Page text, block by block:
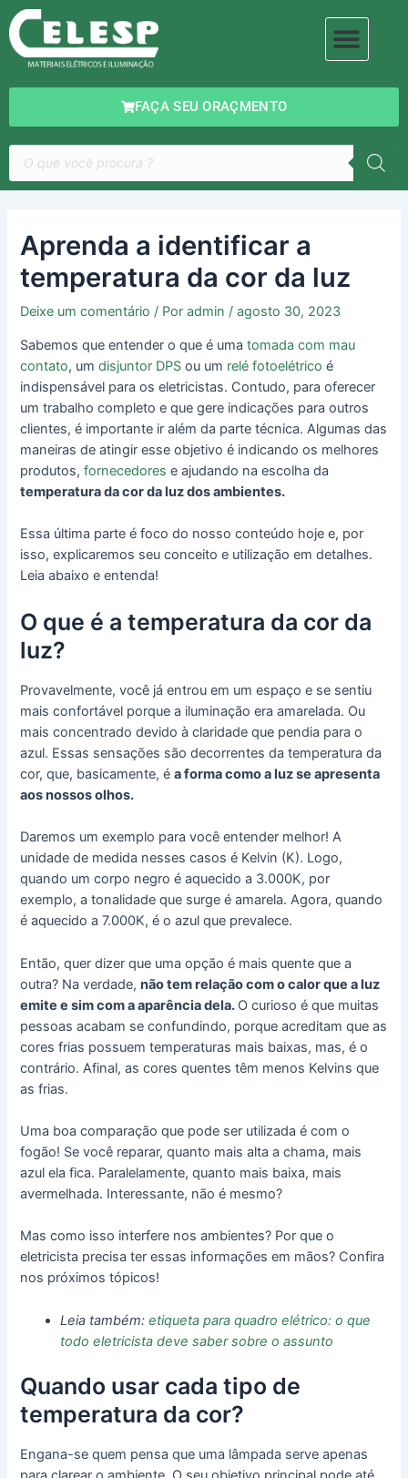
para
conteúdo
FAÇA SEU ORAÇMENTO
Pesquisar
produtos
Aprenda a identificar a
temperatura da cor da luz
Deixe um comentário / Poradmin /agosto 30, 2023
Sabemos que entender o que é umatomada com mau
contato, umdisjuntor DPS ou um relé fotoelétrico é
indispensável para os eletricistas. Contudo, para oferecer
um trabalho completo e que gere indicações para outros
clientes, é importante ir além da parte técnica. Algumas das
maneiras de atingir esse objetivo é indicando os melhores
produtos,fornecedores e ajudando na escolha da
temperatura da cor da luz dos ambientes.
Essa última parte é foco do nosso conteúdo hoje e, por
isso, explicaremos seu conceito e utilização em detalhes.
Leia abaixo e entenda!
O que é a temperatura da cor da
luz?
Provavelmente, você já entrou em um espaço e se sentiu
mais confortável porque a iluminação era amarelada. Ou
mais concentrado devido à claridade que pendia para o
azul. Essas sensações são decorrentes da temperatura da
cor, que, basicamente, éa forma como a luz se apresenta
aos nossos olhos.
Daremos um exemplo para você entender melhor! A
unidade de medida nesses casos é Kelvin (K). Logo,
quando um corpo negro é aquecido a 3.000K, por
exemplo, a tonalidade que surge é amarela. Agora, quando
é aquecido a 7.000K, é o azul que prevalece.
Então, quer dizer que uma opção é mais quente que a
outra? Na verdade,não tem relação com o calor que a luz
emite e sim com a aparência dela. O curioso é que muitas
pessoas acabam se confundindo, porque acreditam que as
cores frias possuem temperaturas mais baixas, mas, é o
contrário. Afinal, as cores quentes têm menos Kelvins que
as frias.
Uma boa comparação que pode ser utilizada é com o
fogão! Se você reparar, quanto mais alta a chama, mais
azul ela fica. Paralelamente, quanto mais baixa, mais
avermelhada. Interessante, não é mesmo?
Mas como isso interfere nos ambientes? Por que o
eletricista precisa ter essas informações em mãos? Confira
nos próximos tópicos!
Leia também:etiqueta para quadro elétrico: o que
todo eletricista deve saber sobre o assunto
Quando usar cada tipo de
temperatura da cor?
Engana-se quem pensa que uma lâmpada serve apenas
de
Post